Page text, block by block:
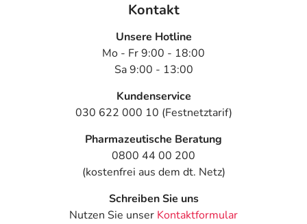
Kontakt
Unsere Hotline
Mo - Fr 9:00 - 18:00
Sa 9:00 - 13:00
Kundenservice
030 622 000 10 (Festnetztarif)
Pharmazeutische Beratung
0800 44 00 200
(kostenfrei aus dem dt. Netz)
Schreiben Sie uns
Nutzen Sie unser Kontaktformular